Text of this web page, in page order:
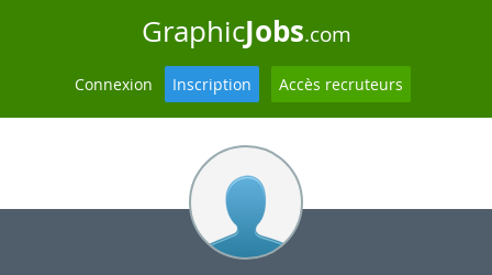
GraphicJobs.com
Connexion Inscription Accès recruteurs